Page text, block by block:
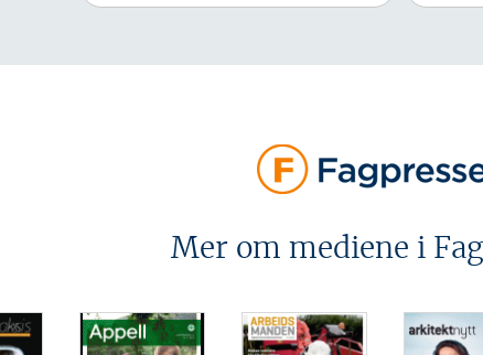
Mer om mediene i